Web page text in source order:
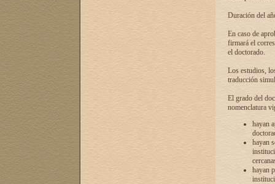
Duración del
En caso de
firmará el
el doctorado.
Los estudios,
traducción
El grado del
nomenclatura
hayan
hayan
hayan